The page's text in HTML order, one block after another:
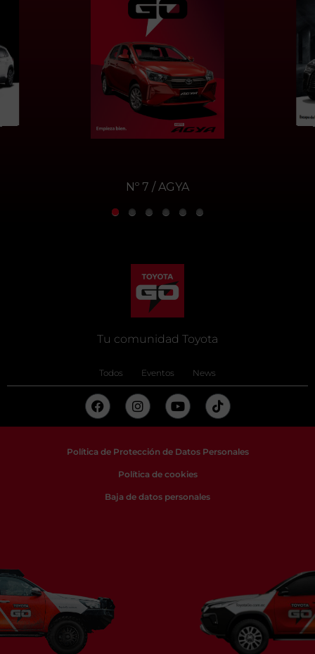
Nº 6 / Yaris Sedan
Tu comunidad Toyota
Todos Eventos News
Política de Protección de Datos Personales
Política de cookies
Baja de datos personales